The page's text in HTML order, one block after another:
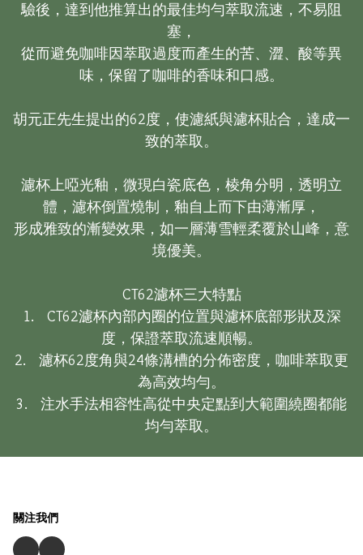
驗後，達到他推算出的最佳均勻萃取流速，不易阻
塞，
從而避免咖啡因萃取過度而產生的苦、澀、酸等異
味，保留了咖啡的香味和口感。
胡元正先生提出的62度，使濾紙與濾杯貼合，達成一
致的萃取。
濾杯上啞光釉，微現白瓷底色，棱角分明，透明立
體，濾杯倒置燒制，釉自上而下由薄漸厚，
形成雅致的漸變效果，如一層薄雪輕柔覆於山峰，意
境優美。
CT62濾杯三大特點
1.    CT62濾杯內部內圈的位置與濾杯底部形狀及深
度，保證萃取流速順暢。
2.    濾杯62度角與24條溝槽的分佈密度，咖啡萃取更
為高效均勻。
3.    注水手法相容性高從中央定點到大範圍繞圈都能
均勻萃取。
關注我們